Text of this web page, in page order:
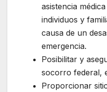
asistencia
individuos y
causa de un
emergencia.
Posibilitar y
socorro federal,
Proporcionar